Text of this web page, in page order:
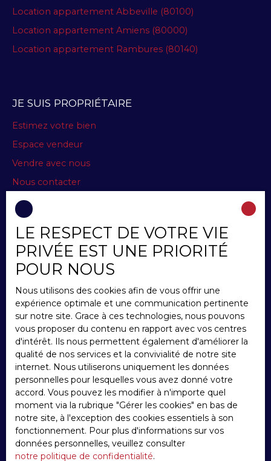
Location appartement Abbeville (80100)
Location appartement Amiens (80000)
Location appartement Rambures (80140)
JE SUIS PROPRIÉTAIRE
Estimez votre bien
Espace vendeur
Vendre avec nous
Nous contacter
INFORMATIONS
Nos honoraires
Mentions légales
Politique de confidentialité
Plan du site
Gérer les cookies
Propulsé par
+33 3 22 31 32 11
LE RESPECT DE VOTRE VIE
PRIVÉE EST UNE PRIORITÉ
POUR NOUS
Nous utilisons des cookies afin de vous offrir une
expérience optimale et une communication pertinente
sur notre site. Grace à ces technologies, nous pouvons
vous proposer du contenu en rapport avec vos centres
d'intérêt. Ils nous permettent également d'améliorer la
qualité de nos services et la convivialité de notre site
internet. Nous utiliserons uniquement les données
personnelles pour lesquelles vous avez donné votre
accord. Vous pouvez les modifier à n'importe quel
moment via la rubrique ″Gérer les cookies″ en bas de
notre site, à l'exception des cookies essentiels à son
fonctionnement. Pour plus d'informations sur vos
données personnelles, veuillez consulter
notre politique de confidentialité.